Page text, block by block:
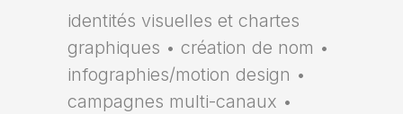
identités visuelles et chartes
graphiques • création de nom •
infographies/motion design •
campagnes multi-canaux •